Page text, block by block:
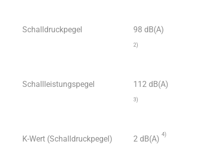
Schalldruckpegel 98 dB(A)
2)
Schallleistungspegel 112 dB(A)
3)
K-Wert (Schalldruckpegel) 2 dB(A) 4)